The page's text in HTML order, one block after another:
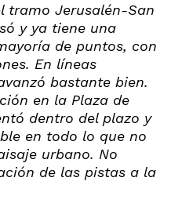
tramo Jerusalén-San
y ya tiene una
de puntos, con
En líneas
bastante bien.
en la Plaza de
dentro del plazo y
en todo lo que no
urbano. No
de las pistas a la